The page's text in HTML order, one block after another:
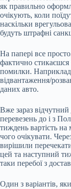
як правильно
очікують, коли
наскільки
будуть штрафні
На папері все
фактично
помилки.
відвантаження/
даних авто.
Вже зараз
перевезень до і з
тиждень вартість на
чого очікувати.
вирішили
цей та наступний
таки перебої з
Один з варіантів,